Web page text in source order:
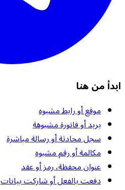
ابدأ من هنا
موقع أو رابط مشبوه
بريد أو فاتورة مشبوهة
سجل محادثة أو رسالة مباشرة
مكالمة أو رقم مشبوه
عنوان محفظة، رمز أو عقد
دفعت بالفعل أو شاركت بيانات